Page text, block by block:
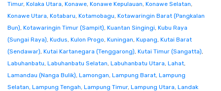
Timur, Kolaka Utara, Konawe, Konawe Kepulauan, Konawe Selatan,
Konawe Utara, Kotabaru, Kotamobagu, Kotawaringin Barat (Pangkalan
Bun), Kotawaringin Timur (Sampit), Kuantan Singingi, Kubu Raya
(Sungai Raya), Kudus, Kulon Progo, Kuningan, Kupang, Kutai Barat
(Sendawar), Kutai Kartanegara (Tenggarong), Kutai Timur (Sangatta),
Labuhanbatu, Labuhanbatu Selatan, Labuhanbatu Utara, Lahat,
Lamandau (Nanga Bulik), Lamongan, Lampung Barat, Lampung
Selatan, Lampung Tengah, Lampung Timur, Lampung Utara, Landak